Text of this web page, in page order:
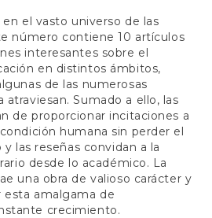
el vasto universo de las
número contiene 10 artículos
interesantes sobre el
en distintos ámbitos,
de las numerosas
atraviesan. Sumado a ello, las
de proporcionar incitaciones a
humana sin perder el
las reseñas convidan a la
desde lo académico. La
una obra de valioso carácter y
esta amalgama de
crecimiento.